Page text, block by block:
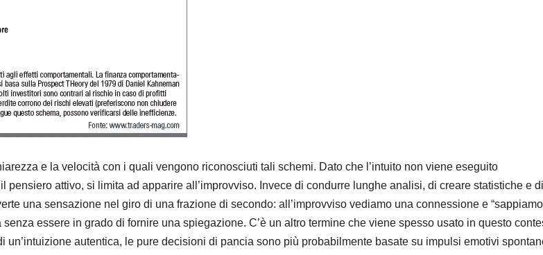
e la velocità con i quali vengono riconosciuti tali schemi. Dato che l’intuito non viene eseguito
pensiero attivo, si limita ad apparire all’improvviso. Invece di condurre lunghe analisi, di creare statistiche e di
una sensazione nel giro di una frazione di secondo: all’improvviso vediamo una connessione e
essere in grado di fornire una spiegazione. C’è un altro termine che viene spesso usato in questo
un’intuizione autentica, le pure decisioni di pancia sono più probabilmente basate su impulsi emotivi